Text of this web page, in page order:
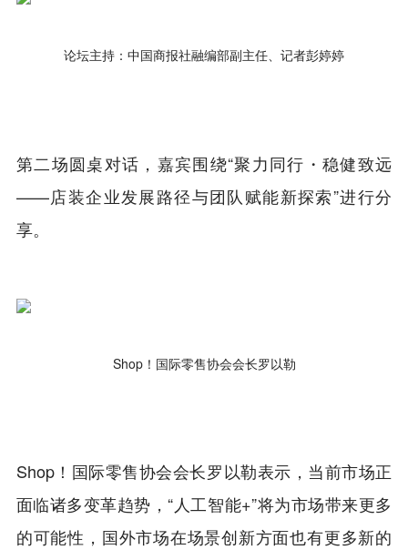
论坛主持：中国商报社融编部副主任、记者彭婷婷
第二场圆桌对话，嘉宾围绕“聚力同行・稳健致远
——店装企业发展路径与团队赋能新探索”进行分
享。
Shop！国际零售协会会长罗以勒
Shop！国际零售协会会长罗以勒表示，当前市场正
面临诸多变革趋势，“人工智能+”将为市场带来更多
的可能性，国外市场在场景创新方面也有更多新的